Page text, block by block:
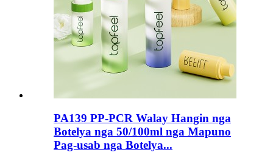
PA139 PP-PCR Walay Hangin nga
Botelya nga 50/100ml nga Mapuno
Pag-usab nga Botelya...